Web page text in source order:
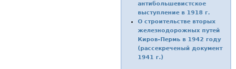
антибольшевистское
выступление в 1918 г.
О строительстве вторых
железнодорожных путей
Киров-Пермь в 1942 году
(рассекреченый документ
1941 г.)